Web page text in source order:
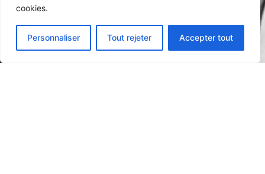
cookies.
Personnaliser Tout rejeter Accepter tout
Qui suis-je ?
Mes prestationsLes fondamentaux
Blog